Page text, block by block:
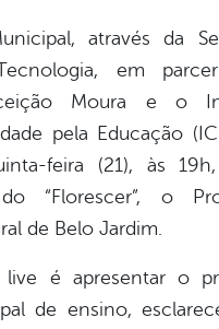
através da
em
Moura e o
pela Educação
feira (21), às
“Florescer”, o
de Belo Jardim.
é apresentar o
de ensino,